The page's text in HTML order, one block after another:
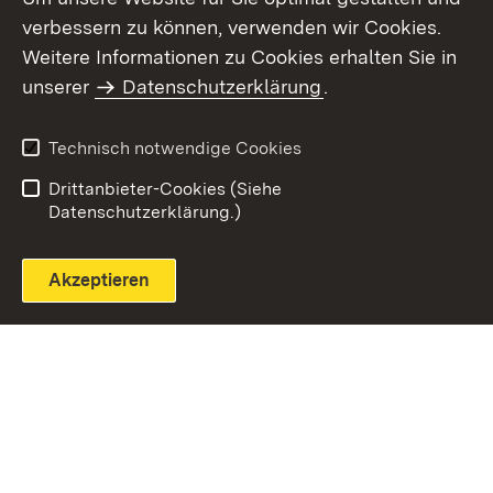
Themenübersicht
verbessern zu können, verwenden wir Cookies.
Weitere Informationen zu Cookies erhalten Sie in
unserer
Datenschutzerklärung.
Technisch notwendige Cookies
Drittanbieter-Cookies (Siehe
Datenschutzerklärung.)
Akzeptieren